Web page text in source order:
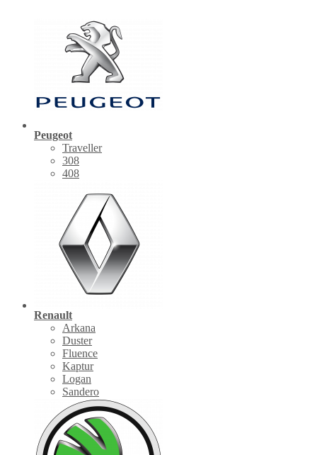
Peugeot
Traveller
308
408
Renault
Arkana
Duster
Fluence
Kaptur
Logan
Sandero